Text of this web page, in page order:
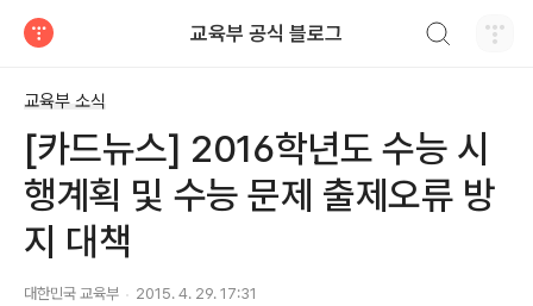
교육부 공식 블로그
교육부 소식
[카드뉴스] 2016학년도 수능 시
행계획 및 수능 문제 출제오류 방
지 대책
대한민국 교육부 2015. 4. 29. 17:31